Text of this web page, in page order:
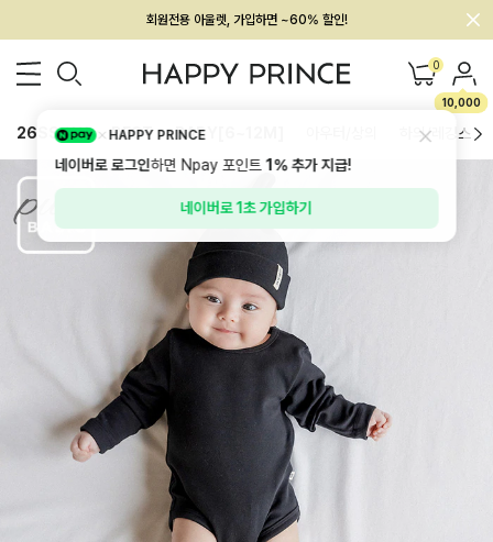
회원전용 아울렛, 가입하면 ~60% 할인!
멤버십 최대 28,000원 혜택 0
10,000
26SS 신상 BEST BABY[6~12M] 하의/레깅스
HAPPY PRINCE
네이버로 로그인하면 Npay 포인트1%추가 지급!
네이버로 1초 가입하기